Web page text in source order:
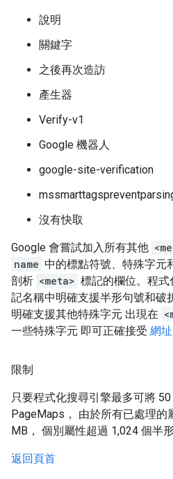
說明
關鍵字
之後再次造訪
產生器
Verify-v1
Google 機器人
google-site-verification
沒有快取
Google 會嘗試加入所有其他
name 中的標點符號、特殊字元
剖析 <meta> 標記的欄位。程式
記名稱中明確支援半形句號和破
明確支援其他特殊字元 出現在
一些特殊字元 即可正確接受 網
限制
只要程式化搜尋引擎最多可將 50
PageMaps， 由於所有已處理的
MB， 個別屬性超過 1,024 個半
返回頁首